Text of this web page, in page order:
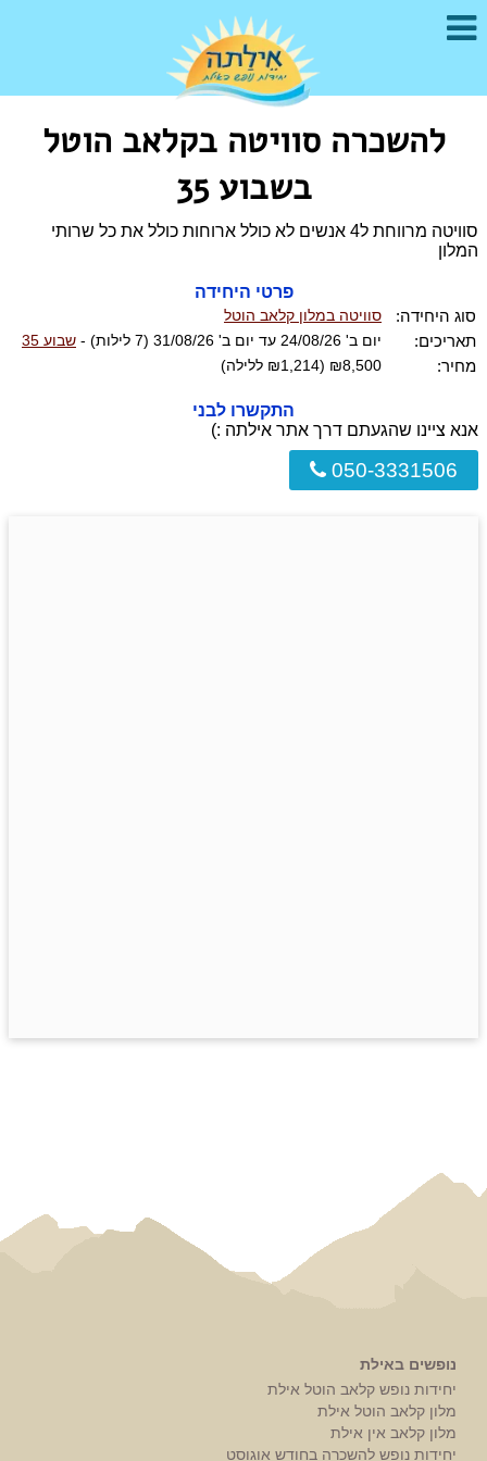
להשכרה סוויטה בקלאב הוטל
בשבוע 35
סוויטה מרווחת ל4 אנשים לא כולל ארוחות כולל את כל שרותי
המלון
פרטי היחידה
סוג היחידה:
סוויטה במלון קלאב הוטל
תאריכים: יום ב' 24/08/26 עד יום ב' 31/08/26 (7 לילות) - שבוע 35
מחיר: ₪8,500 (₪1,214 ללילה)
התקשרו לבני
אנא ציינו שהגעתם דרך אתר אילתה :)
050-3331506
נופשים באילת
יחידות נופש קלאב הוטל אילת
מלון קלאב הוטל אילת
מלון קלאב אין אילת
יחידות נופש להשכרה בחודש אוגוסט